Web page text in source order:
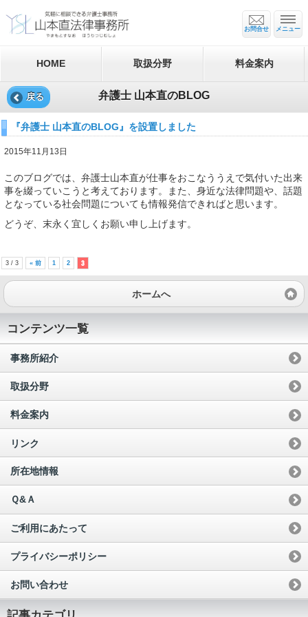
メニュー
お問合せ
HOME 取扱分野 料金案内
戻る 弁護士 山本直のBLOG
『弁護士 山本直のBLOG』を設置しました
2015年11月13日
このブログでは、弁護士山本直が仕事をおこなううえで気付いた出来
事を綴っていこうと考えております。また、身近な法律問題や、話題
となっている社会問題についても情報発信できればと思います。
どうぞ、末永く宜しくお願い申し上げます。
3 / 3 « 前 1 2 3
ホームへ
コンテンツ一覧
事務所紹介
取扱分野
料金案内
リンク
所在地情報
Ｑ&Ａ
ご利用にあたって
プライバシーポリシー
お問い合わせ